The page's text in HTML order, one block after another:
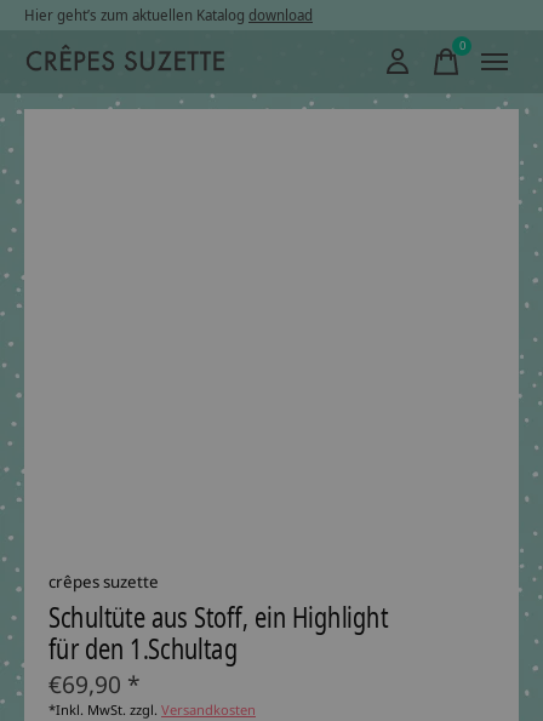
Hier geht’s zum aktuellen Katalog download
0items
crêpes suzette
Schultüte aus Stoff, ein Highlight
für den 1.Schultag
€69,90 *
*Inkl. MwSt. zzgl. Versandkosten